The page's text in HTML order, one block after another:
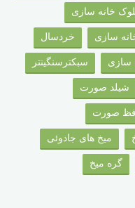
خانه سازی
سازی خردسال
سازی سبکترسنگینتر
شیلد صورت
صورت
میخ های جادوئی
گره میخ